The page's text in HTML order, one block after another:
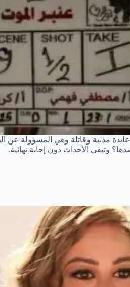
مذنبة وقاتلة وهي المسؤولة
وتبقى الأحداث دون إجابة نهائية.